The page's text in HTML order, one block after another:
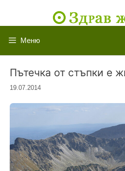
Меню
Пътечка от стъпки е
19.07.2014